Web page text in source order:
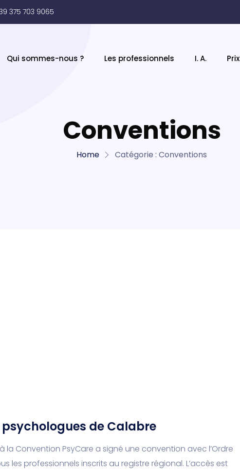
375 703 9065
Qui sommes-nous ? Les professionnels I. A. Prix
Conventions
Home Catégorie : Conventions
de Calabre
la Convention PsyCare a signé une convention avec l’Ordre
les professionnels inscrits au registre régional. L’accès est